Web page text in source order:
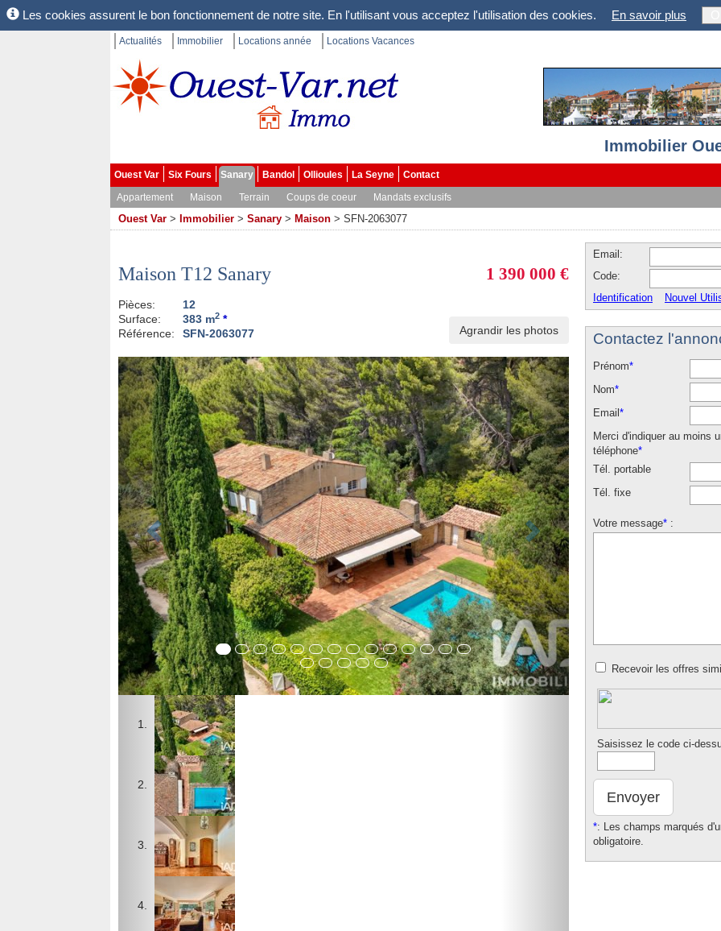
Les cookies assurent le bon fonctionnement de notre site. En l'utilisant vous acceptez l'utilisation des cookies. En savoir plus
Actualités Immobilier Locations année Locations Vacances
Immobilier
Ouest Var Six Fours Sanary Bandol Ollioules La Seyne
Contact
Appartement
Maison Terrain Coups de coeur Mandats exclusifs
Ouest Var > Immobilier > Sanary > Maison > SFN-2063077
1 390 000 €
Maison T12 Sanary
Pièces:
12
Surface:
383 m2 *
Référence:
SFN-2063077 Agrandir les photos
Email:
Code:
Identification
Nouvel
Contactez
Prénom*
Nom*
Email *
Merci d'indiquer au moins
téléphone*
Tél. portable
Tél. fixe
Votre message* :
Recevoir les offres
Saisissez le code ci-
Envoyer
*: Les champs marqués
obligatoire.